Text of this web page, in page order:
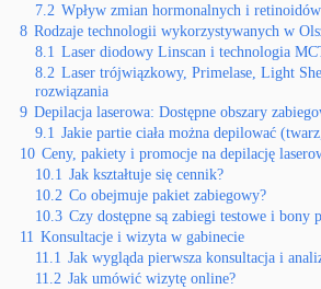
7.2 Wpływ zmian hormonalnych i
8 Rodzaje technologii wykorzystywanych w
8.1 Laser diodowy Linscan i technologia
8.2 Laser trójwiązkowy, Primelase, Light
rozwiązania
9 Depilacja laserowa: Dostępne obszary
9.1 Jakie partie ciała można depilować
10 Ceny, pakiety i promocje na depilację
10.1 Jak kształtuje się cennik?
10.2 Co obejmuje pakiet zabiegowy?
10.3 Czy dostępne są zabiegi testowe i bony
11 Konsultacje i wizyta w gabinecie
11.1 Jak wygląda pierwsza konsultacja i
11.2 Jak umówić wizytę online?